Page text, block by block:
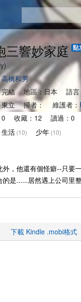
三響妙家庭
高橋和男
完結 地區：日本 語
東立 掃者： 維護者：
0 收藏：12 讀過：0
生活 (10) 少年 (10)
，他還有個怪癖--只要
是......居然遇上公司里
下載 Kindle .mobi格式